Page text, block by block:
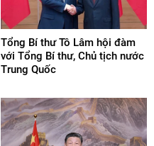
Tổng Bí thư Tô Lâm hội đàm
với Tổng Bí thư, Chủ tịch nước
Trung Quốc